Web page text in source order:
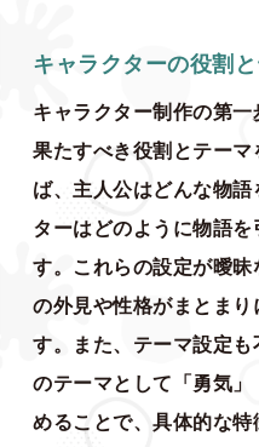
キャラクターの役割
キャラクター制作の第
果たすべき役割とテー
ば、主人公はどんな物
ターはどのように物語
す。これらの設定が曖
の外見や性格がまとま
す。また、テーマ設定
のテーマとして「勇気
めることで、具体的な